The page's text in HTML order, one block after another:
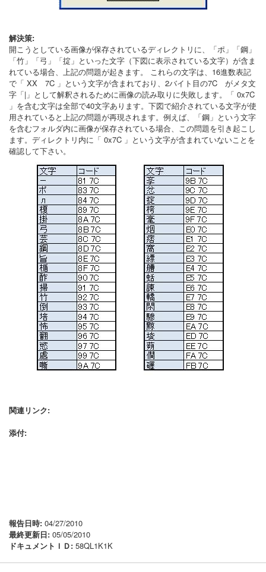
解決策:
開こうとしている画像が保存されているディレクトリに、「ポ」「鋼」
「竹」「弓」「掟」といった文字（下図に表示されている文字）が含ま
れている場合、上記の問題が起きます。 これらの文字は、16進数表記
で「 XX 7C 」という文字が含まれており、2バイト目の7C がメタ文
字「|」として解釈されるために画像の読み取りに失敗します。「 0x7C
」を含む文字は全部で40文字あります。下図で紹介されている文字が使
用されていると上記の問題が再現されます。例えば、「鋼」という文字
を含むフォルダ内に画像が保存されている場合、この問題を引き起こし
ます。ディレクトリ内に「 0x7C 」という文字が含まれていないことを
確認して下さい。
関連リンク:
添付:
報告日時: 04/27/2010
最終更新日: 05/05/2010
ドキュメントＩＤ: 58QL1K1K